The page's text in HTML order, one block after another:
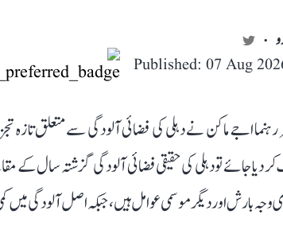
Published: 07 Aug
رہنما اجے ماکن نے دہلی کی فضائی آلودگی سے متعلق تازہ
کر دیا جائے تو دہلی کی حقیقی فضائی آلودگی گزشتہ سال
بارش اور دیگر موسمی عوامل ہیں، جبکہ اصل آلودگی میں